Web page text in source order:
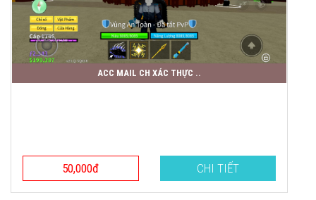
ACC MAIL CH XÁC THỰC ..
50,000đ CHI TIẾT